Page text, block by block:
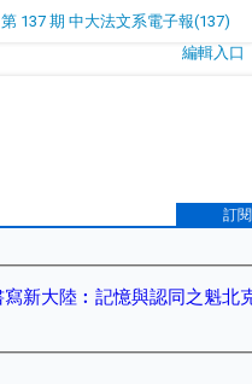
第 137 期 中大法文系電子報(137)
編輯入口